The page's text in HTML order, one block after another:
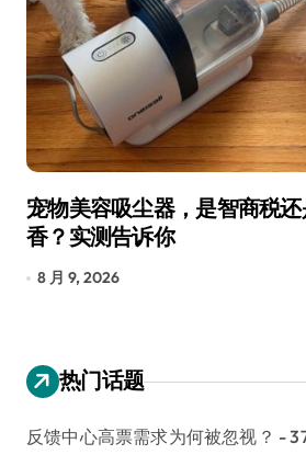
宠物美容吸尘器，是智商税
香？实测告诉你
8 月 9, 2026
热门话题
反馈中心高票需求为何被忽视？ -